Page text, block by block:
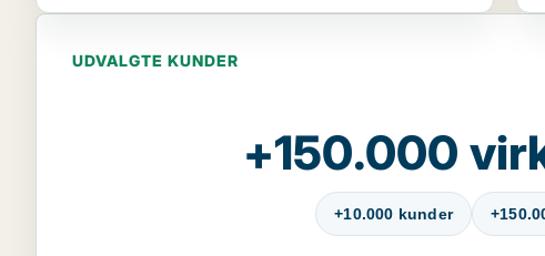
UDVALGTE KUNDER
+150.000
+10.000 kunder